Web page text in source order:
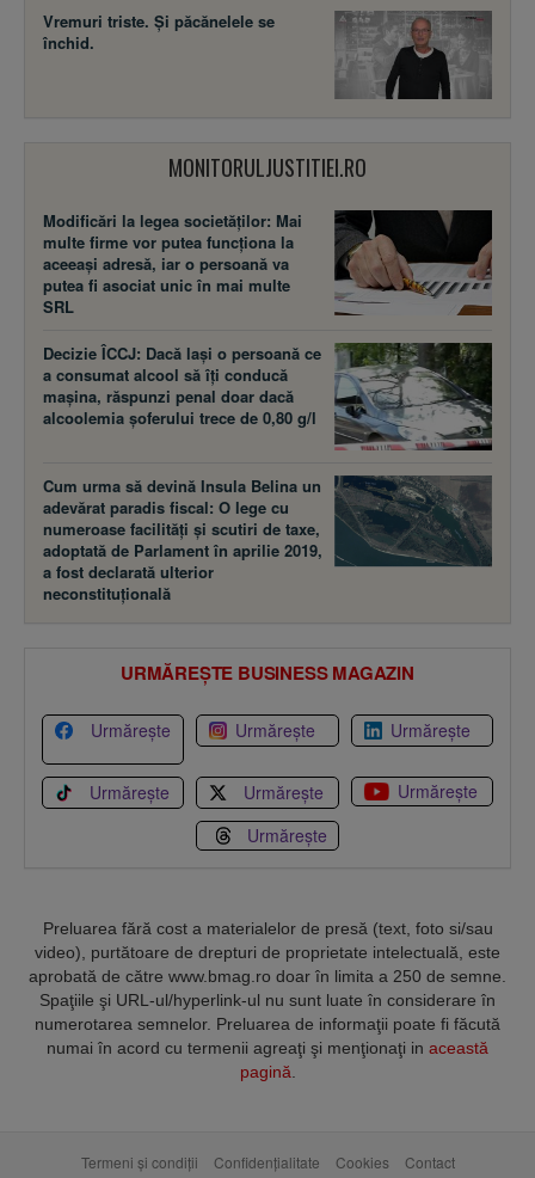
Vremuri triste. Şi păcănelele se
închid.
MONITORULJUSTITIEI.RO
Modificări la legea societăţilor: Mai
multe firme vor putea funcţiona la
aceeaşi adresă, iar o persoană va
putea fi asociat unic în mai multe
SRL
Decizie ÎCCJ: Dacă laşi o persoană ce
a consumat alcool să îţi conducă
maşina, răspunzi penal doar dacă
alcoolemia şoferului trece de 0,80 g/l
Cum urma să devină Insula Belina un
adevărat paradis fiscal: O lege cu
numeroase facilităţi şi scutiri de taxe,
adoptată de Parlament în aprilie 2019,
a fost declarată ulterior
neconstituţională
URMĂREȘTE BUSINESS MAGAZIN
Urmărește Urmărește Urmărește
Urmărește Urmărește
Urmărește
Urmărește
Preluarea fără cost a materialelor de presă (text, foto si/sau
video), purtătoare de drepturi de proprietate intelectuală, este
aprobată de către www.bmag.ro doar în limita a 250 de semne.
Spaţiile şi URL-ul/hyperlink-ul nu sunt luate în considerare în
numerotarea semnelor. Preluarea de informaţii poate fi făcută
numai în acord cu termenii agreaţi şi menţionaţi in această
pagină.
Termeni și condiții Confidențialitate Cookies Contact